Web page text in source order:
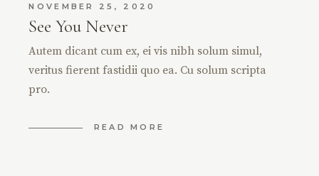
NOVEMBER 25, 2020
See You Never
Autem dicant cum ex, ei vis nibh solum simul,
veritus fierent fastidii quo ea. Cu solum scripta
pro.
READ MORE